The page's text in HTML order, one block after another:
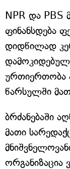
NPR და
ფინანსდება
დიდწილად
ურთიერთობა
წარსულში
ბრძანებაში
მათი
ორგანიზაცია